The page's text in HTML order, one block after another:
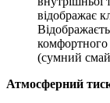
відображає
(сумний
Атмосферний